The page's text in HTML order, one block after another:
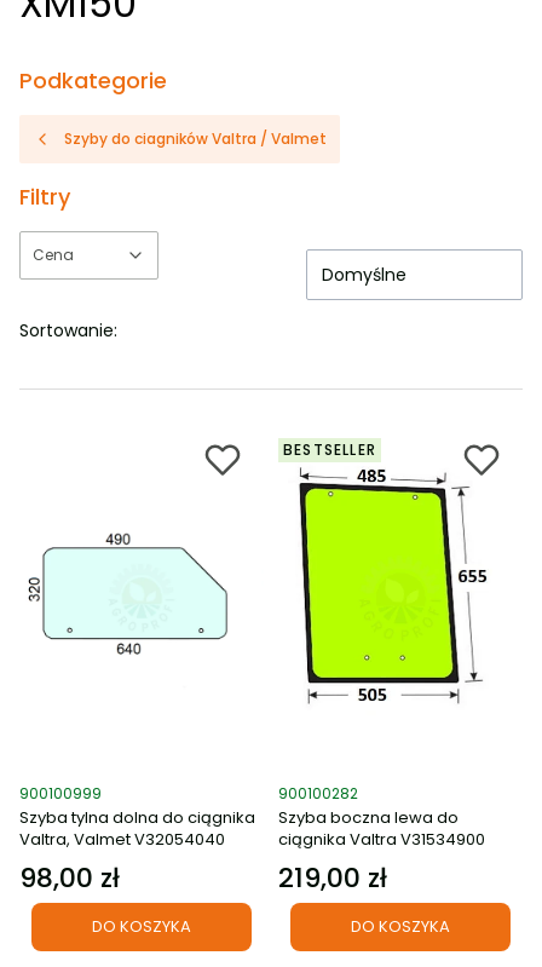
Podkategorie
Szyby do ciagników Valtra / Valmet
Filtry
Cena
Sortowanie:
Domyślne
Kod produktu
900100999
Szyba tylna dolna do ciągnika
Valtra, Valmet V32054040
Cena
98,00 zł
DO KOSZYKA
BESTSELLER
Kod produktu
900100282
Szyba boczna lewa do
ciągnika Valtra V31534900
Cena
219,00 zł
DO KOSZYKA